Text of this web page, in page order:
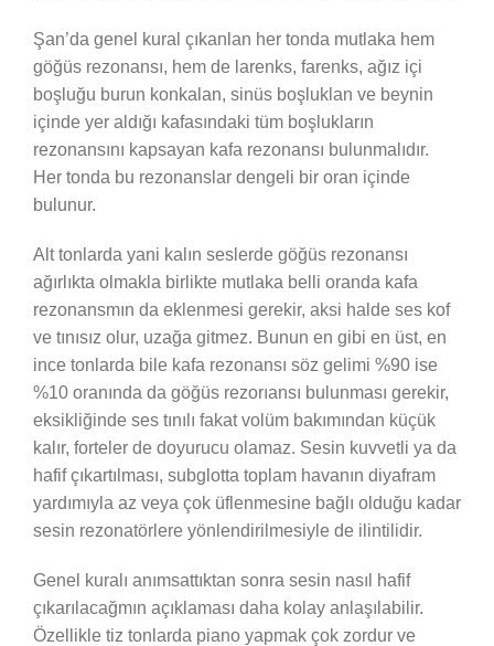
Şan’da genel kural çıkanlan her tonda mutlaka hem
göğüs rezonansı, hem de larenks, farenks, ağız içi
boşluğu burun konkalan, sinüs boşluklan ve beynin
içinde yer aldığı kafasındaki tüm boşlukların
rezonansını kapsayan kafa rezonansı bulunmalıdır.
Her tonda bu rezonanslar dengeli bir oran içinde
bulunur.
Alt tonlarda yani kalın seslerde göğüs rezonansı
ağırlıkta olmakla birlikte mutlaka belli oranda kafa
rezonansmın da eklenmesi gerekir, aksi halde ses kof
ve tınısız olur, uzağa gitmez. Bunun en gibi en üst, en
ince tonlarda bile kafa rezonansı söz gelimi %90 ise
%10 oranında da göğüs rezorıansı bulunması gerekir,
eksikliğinde ses tınılı fakat volüm bakımından küçük
kalır, forteler de doyurucu olamaz. Sesin kuvvetli ya da
hafif çıkartılması, subglotta toplam havanın diyafram
yardımıyla az veya çok üflenmesine bağlı olduğu kadar
sesin rezonatörlere yönlendirilmesiyle de ilintilidir.
Genel kuralı anımsattıktan sonra sesin nasıl hafif
çıkarılacağmın açıklaması daha kolay anlaşılabilir.
Özellikle tiz tonlarda piano yapmak çok zordur ve